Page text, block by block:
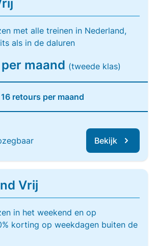
met alle treinen in Nederland,
als in de daluren
maand (tweede klas)
retours per maand
Bekijk
Vrij
in het weekend en op
korting op weekdagen buiten de